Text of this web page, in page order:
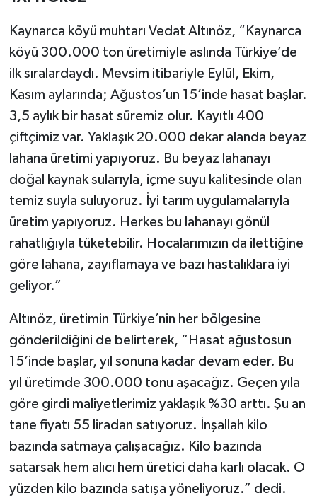
Kaynarca köyü muhtarı Vedat Altınöz, “Kaynarca
köyü 300.000 ton üretimiyle aslında Türkiye’de
ilk sıralardaydı. Mevsim itibariyle Eylül, Ekim,
Kasım aylarında; Ağustos’un 15’inde hasat başlar.
3,5 aylık bir hasat süremiz olur. Kayıtlı 400
çiftçimiz var. Yaklaşık 20.000 dekar alanda beyaz
lahana üretimi yapıyoruz. Bu beyaz lahanayı
doğal kaynak sularıyla, içme suyu kalitesinde olan
temiz suyla suluyoruz. İyi tarım uygulamalarıyla
üretim yapıyoruz. Herkes bu lahanayı gönül
rahatlığıyla tüketebilir. Hocalarımızın da ilettiğine
göre lahana, zayıflamaya ve bazı hastalıklara iyi
geliyor.”
Altınöz, üretimin Türkiye’nin her bölgesine
gönderildiğini de belirterek, “Hasat ağustosun
15’inde başlar, yıl sonuna kadar devam eder. Bu
yıl üretimde 300.000 tonu aşacağız. Geçen yıla
göre girdi maliyetlerimiz yaklaşık %30 arttı. Şu an
tane fiyatı 55 liradan satıyoruz. İnşallah kilo
bazında satmaya çalışacağız. Kilo bazında
satarsak hem alıcı hem üretici daha karlı olacak. O
yüzden kilo bazında satışa yöneliyoruz.” dedi.